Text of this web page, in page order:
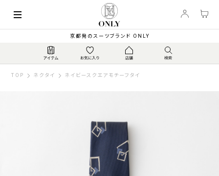
京都発のスーツブランド ONLY
TOP ネクタイ ネイビースクエアモチーフタイ